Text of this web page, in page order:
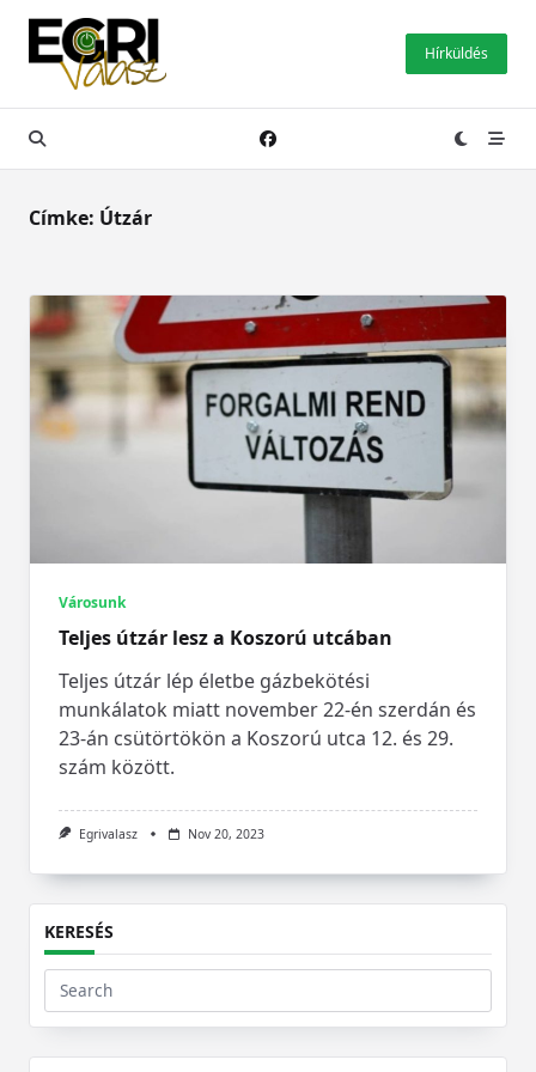
Skip
content
Hírküldés
Címke: Útzár
Városunk
Teljes útzár lesz a Koszorú utcában
Teljes útzár lép életbe gázbekötési
munkálatok miatt november 22-én szerdán és
23-án csütörtökön a Koszorú utca 12. és 29.
szám között.
Egrivalasz Nov 20, 2023
KERESÉS
Search
for: